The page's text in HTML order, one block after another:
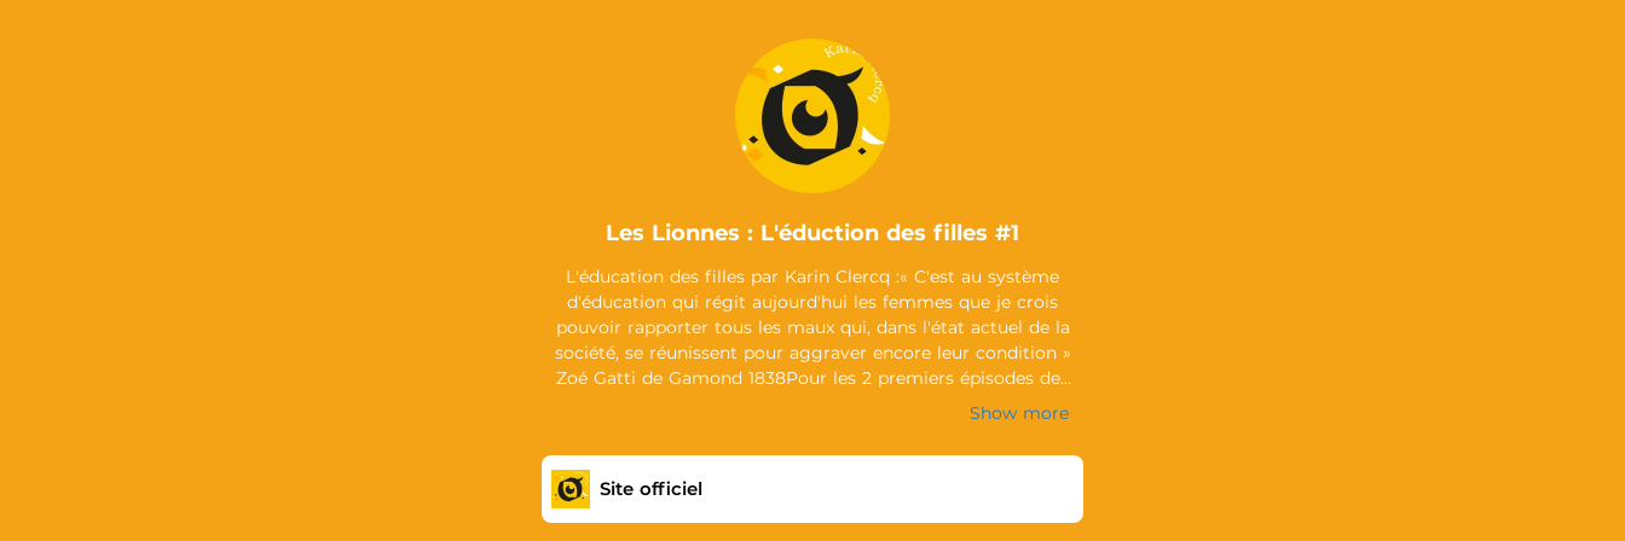
Les Lionnes : L'éduction des filles #1
L'éducation des filles par Karin Clercq :« C'est au système
d'éducation qui régit aujourd'hui les femmes que je crois
pouvoir rapporter tous les maux qui, dans l'état actuel de la
société, se réunissent pour aggraver encore leur condition »
Zoé Gatti de Gamond 1838Pour les 2 premiers épisodes des
Lionnes, j’ai choisi d’aborder ce thème essentiel qu’est
sensibles, des femmes brillantes, indépendantes, intelligentes
et qui ont fait bouger les choses grâce à leur savoir et leurs
idées :Anne Morelli, historienne, Professeur émérite à l'ULB
spécialisée dans l’histoire des religions et des minorités,
Show more
Site officiel